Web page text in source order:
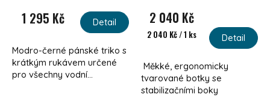
1 295 Kč Detail
Modro-černé pánské triko s
krátkým rukávem určené
pro všechny vodní...
2 040 Kč
Měrná cena:
2 040 Kč / 1 ks Detail
Měkké, ergonomicky
tvarované botky se
stabilizačními boky